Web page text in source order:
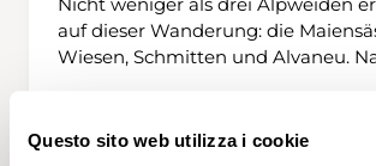
Questo sito web utilizza i cookie
auf dieser Wanderung: die
Wiesen, Schmitten und Alvaneu.
Aufstieg zur Wiesner Alp. Der Blick
T3 5 h 5 min 15,5 km